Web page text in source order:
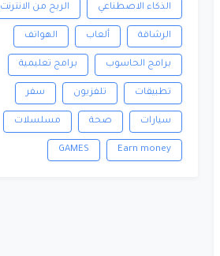
الذكاء الاصطناعي الربح من الانترنت
الرشاقة ألعاب الهواتف
برامج الحاسوب برامج تعليمية
تطبيقات تلفزيون سفر
سيارات صحة مسلسلات
Earn money
GAMES